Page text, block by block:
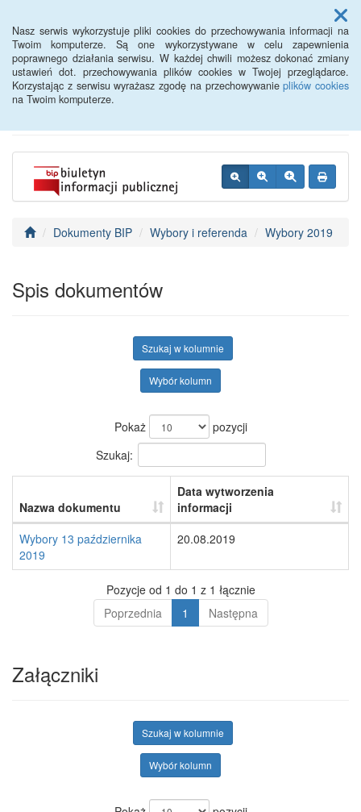
Nasz serwis wykorzystuje pliki cookies do przechowywania informacji na
Twoim komputerze. Są one wykorzystywane w celu zapewnienia
poprawnego działania serwisu. W każdej chwili możesz dokonać zmiany
ustawień dot. przechowywania plików cookies w Twojej przeglądarce.
Korzystając z serwisu wyrażasz zgodę na przechowywanieplików cookies
na Twoim komputerze.
Menu
BIP - Urząd Miejski
Wyśmierzyce
Dokumenty BIP Wybory i referenda Wybory 2019
Spis dokumentów
Szukaj w kolumnie
Wybór kolumn
Pokaż
pozycji
Szukaj:
Nazwa dokumentu
Data wytworzenia
informacji
Wybory 13 października
2019
20.08.2019
Pozycje od 1 do 1 z 1 łącznie
Poprzednia
1 Następna
Załączniki
Szukaj w kolumnie
Wybór kolumn